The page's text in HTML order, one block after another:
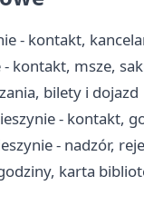
- kontakt,
- kontakt, msze,
bilety i dojazd
- kontakt,
- nadzór,
karta